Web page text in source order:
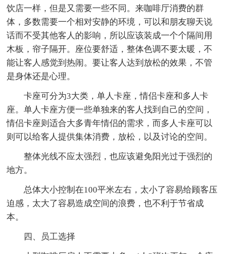
饮店一样，但是又需要一些不同。来咖啡厅消费的群
体，多数需要一个相对安静的环境，可以和朋友聊天说
话而不受其他客人的影响，所以应该装成一个个隔间用
木板，帘子隔开。座位要舒适，整体色调不要太暖，不
能让客人感觉到热闹。要让客人达到放松的效果，不管
是身体还是心理。
卡座可分为3大类，单人卡座，情侣卡座和多人卡
座。单人卡座方便一些单独来的客人找到自己的空间，
情侣卡座则适合大多青年情侣的需求，而多人卡座可以
则可以给客人提供集体消费，放松，以及讨论的空间。
整体光线不应太强烈，也应该避免阳光过于强烈的
地方。
总体大小控制在100平米左右，太小了容易给顾客压
迫感，太大了容易造成空间的浪费，也不利于节省成
本。
四、员工选择